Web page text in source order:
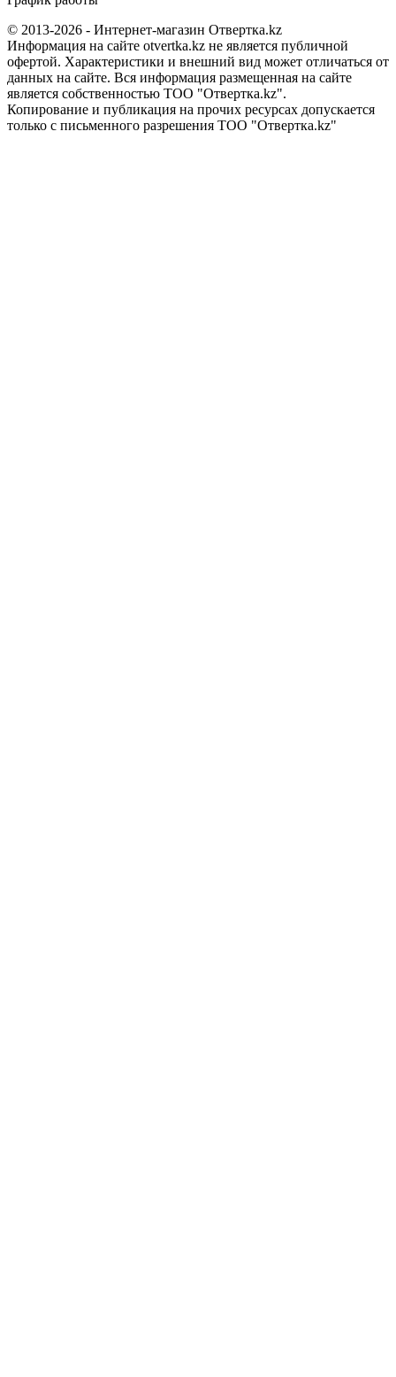
© 2013-2026 - Интернет-магазин Отвертка.kz
Информация на сайте otvertka.kz не является публичной
офертой. Характеристики и внешний вид может отличаться от
данных на сайте. Вся информация размещенная на сайте
является собственностью ТОО "Отвертка.kz".
Копирование и публикация на прочих ресурсах допускается
только с письменного разрешения ТОО "Отвертка.kz"